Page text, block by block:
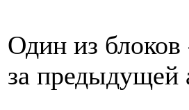
Один из
за предыдущей